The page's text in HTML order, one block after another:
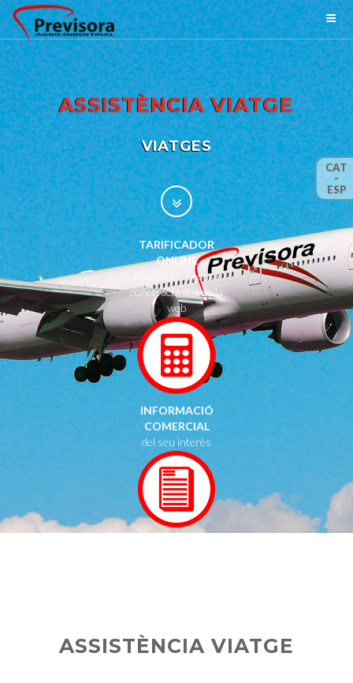
CAT
-
ESP
ASSISTÈNCIA VIATGE
VIATGES
TARIFICADOR
ONLINE
Calcula els preus i
conctracta des de la
web
INFORMACIÓ
COMERCIAL
del seu interès
ASSISTÈNCIA VIATGE